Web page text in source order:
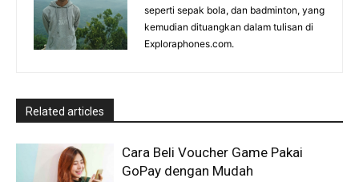
seperti sepak bola, dan badminton, yang
kemudian dituangkan dalam tulisan di
Exploraphones.com.
Related articles
Cara Beli Voucher Game Pakai
GoPay dengan Mudah